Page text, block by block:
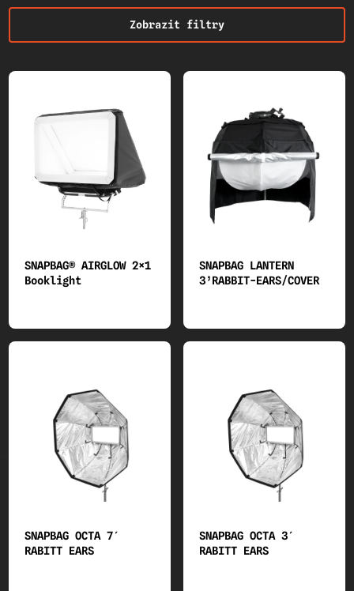
55 SOFT BOXes/GRIDs/SPEED RINGs
60 LIGHTING Accessories
Z03 LED KINOFLO
Z04 LED CREAMSOURCE
Z10 LED ASTERA Accessories
Z17 LED Aputure Accessories
Z39 TUNGSTEN
Z40 SPECIAL LIGHTs and ACCESSORIES
Z55 SOFT BOXES/GRIDS/SPEED RINGS
Zobrazit filtry
SNAPBAG® AIRGLOW 2×1
Booklight
SNAPBAG LANTERN
3’RABBIT-EARS/COVER
SNAPBAG OCTA 7′
RABITT EARS
SNAPBAG OCTA 3′
RABITT EARS